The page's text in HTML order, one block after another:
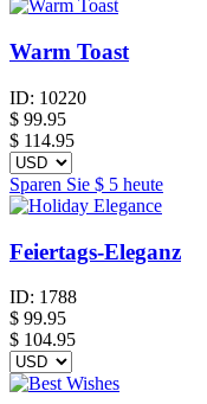
Warm Toast
ID: 10220
$ 99.95
$ 114.95
Sparen Sie $ 5 heute
Feiertags-Eleganz
ID: 1788
$ 99.95
$ 104.95